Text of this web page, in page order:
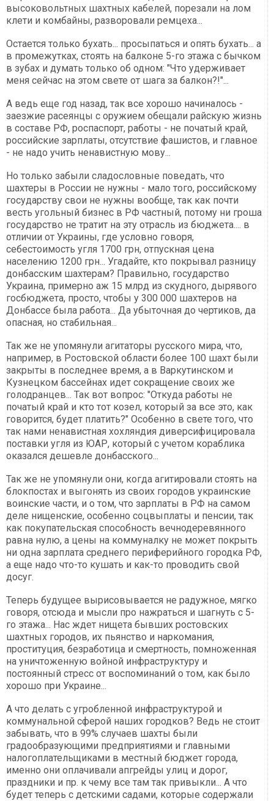
высоковольтных шахтных кабелей, порезали на лом
клети и комбайны, разворовали ремцеха...
Остается только бухать... просыпаться и опять бухать... а
в промежутках, стоять на балконе 5-го этажа с бычком
в зубах и думать только об одном: "Что удерживает
меня сейчас на этом свете от шага за балкон?!"...
А ведь еще год назад, так все хорошо начиналось -
заезжие расеянцы с оружием обещали райскую жизнь
в составе РФ, роспаспорт, работы - не початый край,
российские зарплаты, отсутствие фашистов, и главное
- не надо учить ненавистную мову...
Но только забыли сладословные поведать, что
шахтеры в России не нужны - мало того, российскому
государству свои не нужны вообще, так как почти
весть угольный бизнес в РФ частный, потому ни гроша
государство не тратит на эту отрасль из бюджета.... в
отличии от Украины, где условно говоря,
себестоимость угля 1700 грн, отпускная цена
населению 1200 грн... Угадайте, кто покрывал разницу
донбасским шахтерам? Правильно, государство
Украина, примерно аж 15 млрд из скудного, дырявого
госбюджета, просто, чтобы у 300 000 шахтеров на
Донбассе была работа... Да убыточная до чертиков, да
опасная, но стабильная...
Так же не упомянули агитаторы русского мира, что,
например, в Ростовской области более 100 шахт были
закрыты в последнее время, а в Варкутинском и
Кузнецком бассейнах идет сокращение своих же
голодранцев... Так вот вопрос: "Откуда работы не
початый край и кто тот козел, который за все это, как
говорится, будет платить?" Особенно в свете того, что
так нами ненавистная хохляндия диверсифицировала
поставки угля из ЮАР, который с учетом кораблика
оказался дешевле донбасского...
Так же не упомянули они, когда агитировали стоять на
блокпостах и выгонять из своих городов украинские
воинские части, и о том, что зарплаты в РФ на самом
деле нищенские, особенно соцвыплаты и пенсии, так
как покупательская способность вечнодеревянного
равна нулю, а цены на коммуналку не может покрыть
ни одна зарплата среднего периферийного городка РФ,
а еще надо что-то кушать и как-то проводить свой
досуг.
Теперь будущее вырисовывается не радужное, мягко
говоря, отсюда и мысли про нажраться и шагнуть с 5-
го этажа... Нас ждет нищета бывших ростовских
шахтных городов, их пьянство и наркомания,
проституция, безработица и смертность, помноженная
на уничтоженную войной инфраструктуру и
постоянный стресс от воспоминаний о том, как было
хорошо при Украине...
А что делать с угробленной инфраструктурой и
коммунальной сферой наших городков? Ведь не стоит
забывать, что в 99% случаев шахты были
градообразующими предприятиями и главными
налогоплательщиками в местный бюджет города,
именно они оплачивали апгрейды улиц и дорог,
праздники и пр. к чему все там так привыкли... А что
будет теперь с детскими садами, которые содержали